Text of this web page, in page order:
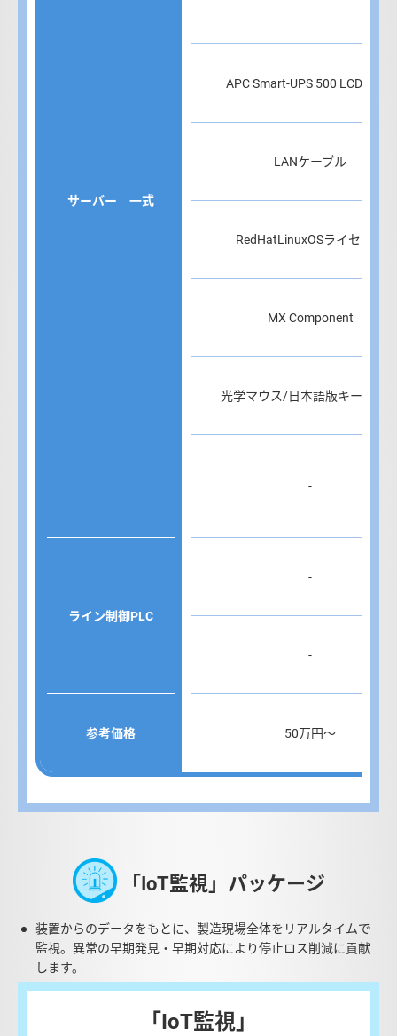
サーバー 一式
APC Smart-UPS 500 LCD 100V
LANケーブル
RedHatLinuxOSライセンス
MX Component
光学マウス/日本語版キーボー
-
ライン制御PLC
-
-
参考価格 50万円～
「IoT監視」パッケージ
装置からのデータをもとに、製造現場全体をリアルタイムで
監視。異常の早期発見・早期対応により停止ロス削減に貢献
します。
「IoT監視」